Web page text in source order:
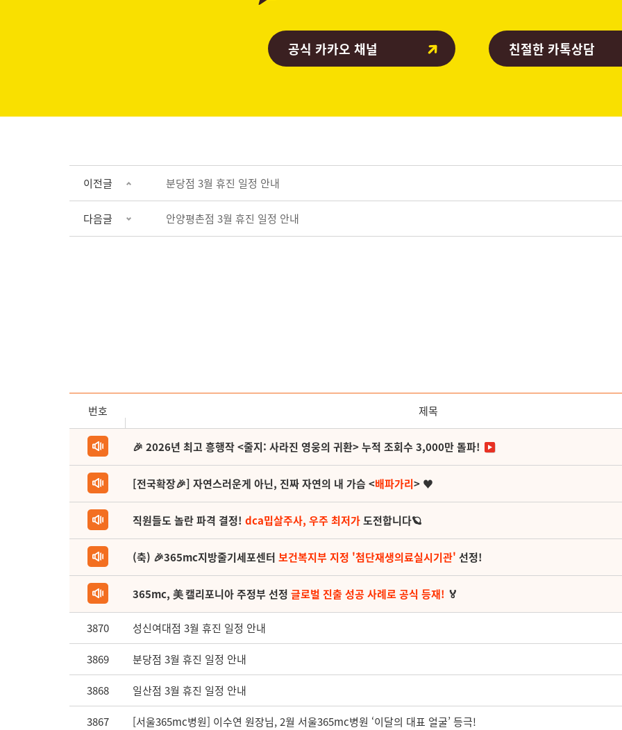
공식 카카오 채널 친절한 카톡상담
이전글 분당점 3월 휴진 일정 안내
다음글 안양평촌점 3월 휴진 일정 안내
번호 제목
🎉 2026년 최고 흥행작 <줄지: 사라진 영웅의 귀환> 누적 조회수 3,000만 돌파!
[전국확장🎉] 자연스러운게 아닌, 진짜 자연의 내 가슴 <배파가리> ♥
직원들도 놀란 파격 결정! dca밉살주사, 우주 최저가도전합니다🪐
(축) 🎉365mc지방줄기세포센터 보건복지부 지정 '첨단재생의료실시기관' 선정!
365mc, 美 캘리포니아 주정부 선정 글로벌 진출 성공 사례로 공식 등재! 🏅
3870 성신여대점 3월 휴진 일정 안내
3869 분당점 3월 휴진 일정 안내
3868 일산점 3월 휴진 일정 안내
3867 [서울365mc병원] 이수연 원장님, 2월 서울365mc병원 ‘이달의 대표 얼굴’ 등극!